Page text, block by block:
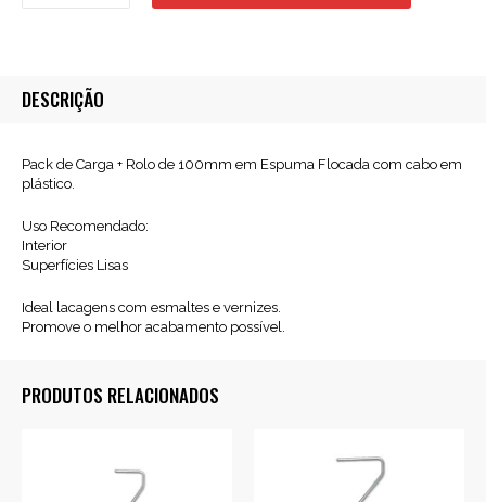
+
Plástico)
DESCRIÇÃO
Pack de Carga + Rolo de 100mm em Espuma Flocada com cabo em
plástico.
Uso Recomendado:
Interior
Superfícies Lisas
Ideal lacagens com esmaltes e vernizes.
Promove o melhor acabamento possível.
PRODUTOS RELACIONADOS